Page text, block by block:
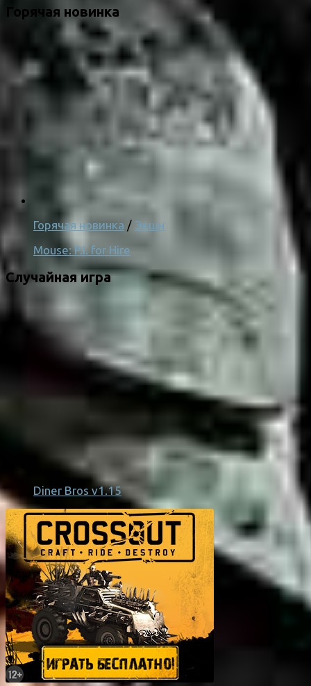
Горячая новинка
Горячая новинка / Экшн
Mouse: P.I. for Hire
Случайная игра
Diner Bros v1.15